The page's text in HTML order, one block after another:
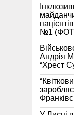
№1
Андрія
“Хрест